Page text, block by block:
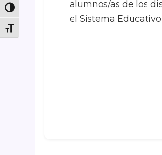
Toggle High Contrast
Toggle Font size
alumnos/as de los
el Sistema